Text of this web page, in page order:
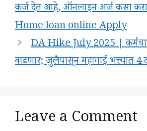
कर्ज देत आहे, ऑनलाइन अर्ज कसा
Home loan online Apply
DA Hike July 2025 |
वाढणार; जुलैपासून महागाई भत्त्यात
Leave a Comment